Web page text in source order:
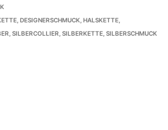
, DESIGNERSCHMUCK HALSKETTE,
SILBERCOLLIER SILBERKETTE, SILBERSCHMUCK